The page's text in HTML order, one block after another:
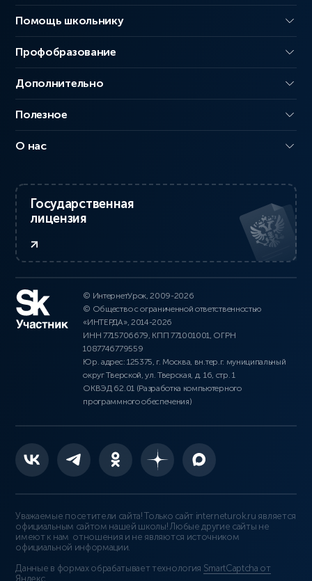
Помощь школьнику
Профобразование
Дополнительно
Полезное
О нас
Государственная
лицензия
© ИнтернетУрок, 2009-2026
© Общество с ограниченной ответственностью
«ИНТЕРДА», 2014-2026
ИНН 7715706679, КПП 771001001, ОГРН
1087746779559
Юр. адрес: 125375, г. Москва, вн.тер.г. муниципальный
округ Тверской, ул. Тверская, д. 16, стр. 1
ОКВЭД 62.01 (Разработка компьютерного
программного обеспечения)
Уважаемые посетители сайта! Только сайт interneturok.ru является
официальным сайтом нашей школы! Любые другие сайты не
имеют к нам отношения и не являются источником
официальной информации.
Данные в формах обрабатывает технология SmartCaptcha от
Яндекс